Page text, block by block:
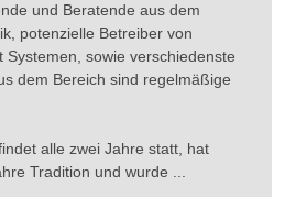
und Beratende aus dem
potenzielle Betreiber von
Systemen, sowie verschiedenste
dem Bereich sind regelmäßige
alle zwei Jahre statt, hat
Tradition und wurde ...